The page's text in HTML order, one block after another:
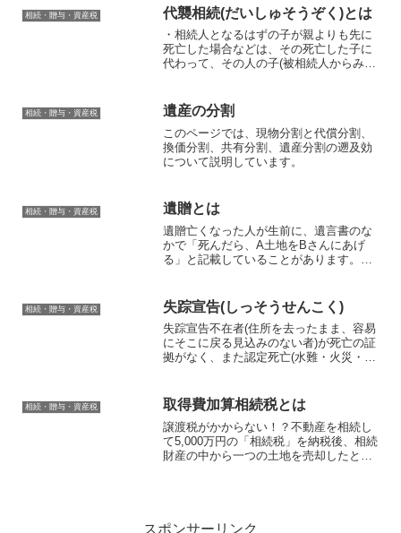
方のお役に立てるかもしれないので公開
します。まずはじめに、財...
相続・贈与・資産税 代襲相続(だいしゅそうぞく)とは
・相続人となるはずの子が親よりも先に
死亡した場合などは、その死亡した子に
代わって、その人の子(被相続人からみた
続人となることをいいます。また、代襲
相続は、もともと...
相続・贈与・資産税 遺産の分割
このページでは、現物分割と代償分割、
換価分割、共有分割、遺産分割の遡及効
について説明しています。
相続・贈与・資産税 遺贈とは
遺贈亡くなった人が生前に、遺言書のな
かで「死んだら、A土地をBさんにあげ
る」と記載していることがあります。お
死亡によってその遺言の効果が生じると
いう制度です。この遺言に...
相続・贈与・資産税 失踪宣告(しっそうせんこく)
失踪宣告不在者(住所を去ったまま、容易
にそこに戻る見込みのない者)が死亡の証
拠がなく、また認定死亡(水難・火災・震
をした官公署から、原則として死亡地の
市町村長への死亡報...
相続・贈与・資産税 取得費加算相続税とは
譲渡税がかからない！？不動産を相続し
て5,000万円の「相続税」を納税後、相続
財産の中から一つの土地を売却したとこ
スポンサーリンク